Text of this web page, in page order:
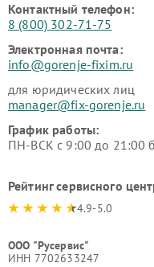
Контактный телефон:
8 (800) 302-71-75
Электронная почта:
info@gorenje-fixim.ru
для юридических лиц
manager@fix-gorenje.ru
График работы:
ПН-ВСК с 9:00 до 21:00
Рейтинг сервисного
4.9-5.0
ООО "Русервис"
ИНН 7702633247